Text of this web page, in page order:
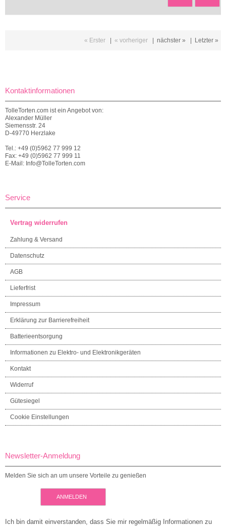
« Erster | « vorheriger | nächster » | Letzter »
Kontaktinformationen
TolleTorten.com ist ein Angebot von:
Alexander Müller
Siemensstr. 24
D-49770 Herzlake
Tel.: +49 (0)5962 77 999 12
Fax: +49 (0)5962 77 999 11
E-Mail: Info@TolleTorten.com
Service
Vertrag widerrufen
Zahlung & Versand
Datenschutz
AGB
Lieferfrist
Impressum
Erklärung zur Barrierefreiheit
Batterieentsorgung
Informationen zu Elektro- und Elektronikgeräten
Kontakt
Widerruf
Gütesiegel
Cookie Einstellungen
Newsletter-Anmeldung
Melden Sie sich an um unsere Vorteile zu genießen
ANMELDEN
Ich bin damit einverstanden, dass Sie mir regelmäßig Informationen zu